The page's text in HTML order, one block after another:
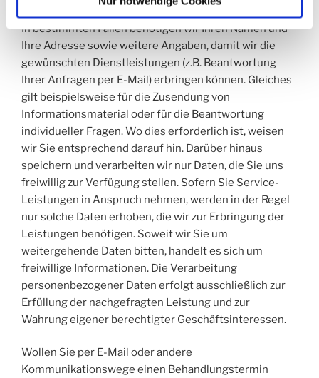
In bestimmten Fällen benötigen wir Ihren Namen und
Ihre Adresse sowie weitere Angaben, damit wir die
gewünschten Dienstleistungen (z.B. Beantwortung
Ihrer Anfragen per E-Mail) erbringen können. Gleiches
gilt beispielsweise für die Zusendung von
Informationsmaterial oder für die Beantwortung
individueller Fragen. Wo dies erforderlich ist, weisen
wir Sie entsprechend darauf hin. Darüber hinaus
speichern und verarbeiten wir nur Daten, die Sie uns
freiwillig zur Verfügung stellen. Sofern Sie Service-
Leistungen in Anspruch nehmen, werden in der Regel
nur solche Daten erhoben, die wir zur Erbringung der
Leistungen benötigen. Soweit wir Sie um
weitergehende Daten bitten, handelt es sich um
freiwillige Informationen. Die Verarbeitung
personenbezogener Daten erfolgt ausschließlich zur
Erfüllung der nachgefragten Leistung und zur
Wahrung eigener berechtigter Geschäftsinteressen.
Wollen Sie per E-Mail oder andere
Kommunikationswege einen Behandlungstermin